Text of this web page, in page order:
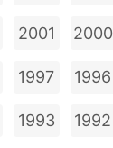
2001 2000
1997 1996
1993 1992